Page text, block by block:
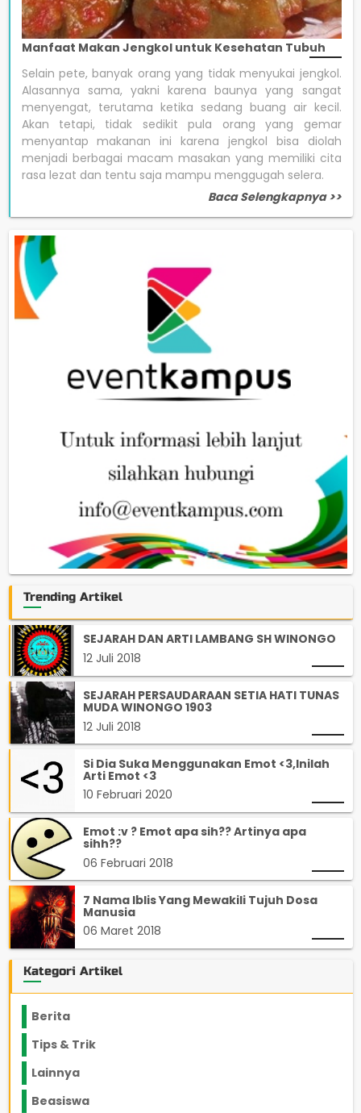
Manfaat Makan Jengkol untuk Kesehatan Tubuh
Selain pete, banyak orang yang tidak menyukai jengkol.
Alasannya sama, yakni karena baunya yang sangat
menyengat, terutama ketika sedang buang air kecil.
Akan tetapi, tidak sedikit pula orang yang gemar
menyantap makanan ini karena jengkol bisa diolah
menjadi berbagai macam masakan yang memiliki cita
rasa lezat dan tentu saja mampu menggugah selera.
Baca Selengkapnya >>
Trending Artikel
SEJARAH DAN ARTI LAMBANG SH WINONGO
12 Juli 2018
SEJARAH PERSAUDARAAN SETIA HATI TUNAS
MUDA WINONGO 1903
12 Juli 2018
Si Dia Suka Menggunakan Emot <3,Inilah
Arti Emot <3
10 Februari 2020
Emot :v ? Emot apa sih?? Artinya apa
sihh??
06 Februari 2018
7 Nama Iblis Yang Mewakili Tujuh Dosa
Manusia
06 Maret 2018
Kategori Artikel
Berita
Tips & Trik
Lainnya
Beasiswa